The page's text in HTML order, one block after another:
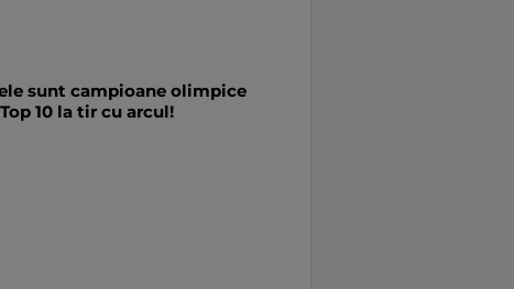
sunt campioane olimpice
10 la tir cu arcul!